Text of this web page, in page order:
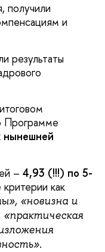
получили
и
результаты
Программе
нынешней
– 4,93 (!!!) по 5-
как
«новизна и